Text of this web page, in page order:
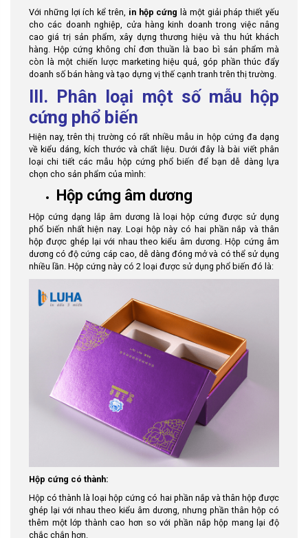
Với những lợi ích kể trên, in hộp cứnglà một giải pháp thiết yếu
cho các doanh nghiệp, cửa hàng kinh doanh trong việc nâng
cao giá trị sản phẩm, xây dựng thương hiệu và thu hút khách
hàng. Hộp cứng không chỉ đơn thuần là bao bì sản phẩm mà
còn là một chiến lược marketing hiệu quả, góp phần thúc đẩy
doanh số bán hàng và tạo dựng vị thế cạnh tranh trên thị trường.
III. Phân loại một số mẫu hộp
cứng phổ biến
Hiện nay, trên thị trường có rất nhiều mẫu in hộp cứng đa dạng
về kiểu dáng, kích thước và chất liệu. Dưới đây là bài viết phân
loại chi tiết các mẫu hộp cứng phổ biến để bạn dễ dàng lựa
chọn cho sản phẩm của mình:
Hộp cứng âm dương
Hộp cứng dạng lắp âm dương là loại hộp cứng được sử dụng
phổ biến nhất hiện nay. Loại hộp này có hai phần nắp và thân
hộp được ghép lại với nhau theo kiểu âm dương. Hộp cứng âm
dương có độ cứng cáp cao, dễ dàng đóng mở và có thể sử dụng
nhiều lần. Hộp cứng này có 2 loại được sử dụng phổ biến đó là:
Hộp cứng có thành:
Hộp có thành là loại hộp cứng có hai phần nắp và thân hộp được
ghép lại với nhau theo kiểu âm dương, nhưng phần thân hộp có
thêm một lớp thành cao hơn so với phần nắp hộp mang lại độ
chắc chắn hơn.